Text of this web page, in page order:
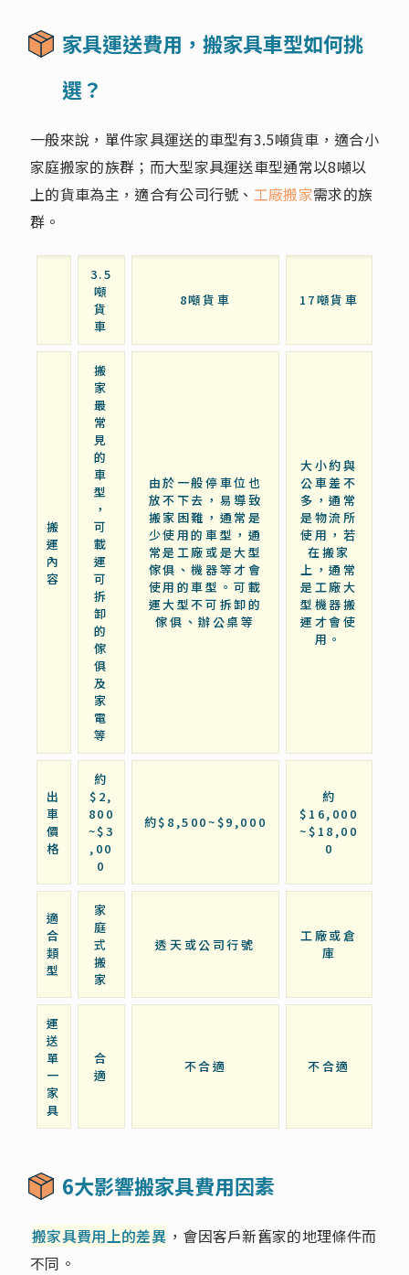
家具運送費用，搬家具車型如何挑
選？
一般來說，單件家具運送的車型有3.5噸貨車，適合小
家庭搬家的族群；而大型家具運送車型通常以8噸以
上的貨車為主，適合有公司行號、 工廠搬家需求的族
群。
3.5
噸
貨
車
8噸貨車 17噸貨車
搬
運
內
容
搬
家
最
常
見
的
車
型
，
可
載
運
可
拆
卸
的
傢
俱
及
家
電
等
由於一般停車位也
放不下去，易導致
搬家困難，通常是
少使用的車型，通
常是工廠或是大型
傢俱、機器等才會
使用的車型。可載
運大型不可拆卸的
傢俱、辦公桌等
大小約與
公車差不
多，通常
是物流所
使用，若
在搬家
上，通常
是工廠大
型機器搬
運才會使
用。
出
車
價
格
約
$2,
800
~$3
,00
0
約$8,500~$9,000
約
$16,000
~$18,00
0
適
合
類
型
家
庭
式
搬
家
透天或公司行號
工廠或倉
庫
運
送
單
一
家
具
合
適
不合適 不合適
6大影響搬家具費用因素
搬家具費用上的差異 ，會因客戶新舊家的地理條件而
不同。